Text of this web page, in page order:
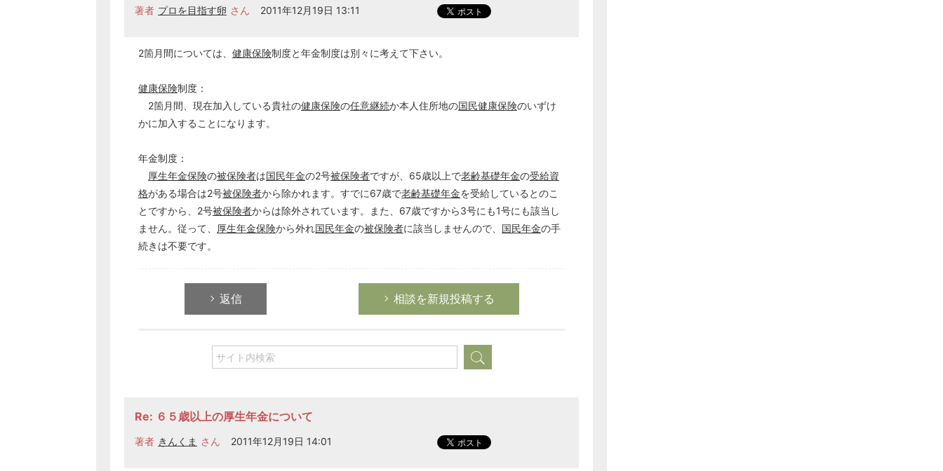
著者 プロを目指す卵 さん 2011年12月19日 13:11
2箇月間については、 健康保険制度と年金制度は別々に考えて下さい。
健康保険制度：
2箇月間、現在加入している貴社の健康保険の任意継続か本人住所地の国民健康保険のいずけ
かに加入することになります。
年金制度：
厚生年金保険の被保険者は国民年金の2号被保険者ですが、65歳以上で老齢基礎年金の受給資
格がある場合は2号被保険者から除かれます。すでに67歳で老齢基礎年金を受給しているとのこ
とですから、2号被保険者からは除外されています。また、67歳ですから3号にも1号にも該当し
ません。従って、
厚生年金保険から外れ国民年金の被保険者に該当しませんので、 国民年金の手
続きは不要です。
返信 相談を新規投稿する
Re: ６５歳以上の厚生年金について
著者 きんくま さん 2011年12月19日 14:01